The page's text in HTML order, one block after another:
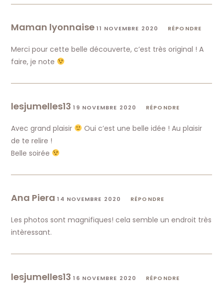
Maman lyonnaise 11 NOVEMBRE 2020 RÉPONDRE
Merci pour cette belle découverte, c’est très original ! A
faire, je note
lesjumelles13 19 NOVEMBRE 2020 RÉPONDRE
Avec grand plaisir
Oui c’est une belle idée ! Au plaisir
de te relire !
Belle soirée
Ana Piera 14 NOVEMBRE 2020 RÉPONDRE
Les photos sont magnifiques! cela semble un endroit très
intèressant.
lesjumelles13 16 NOVEMBRE 2020 RÉPONDRE